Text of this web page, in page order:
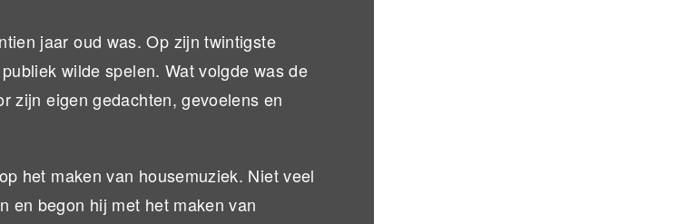
jaar oud was. Op zijn twintigste
wilde spelen. Wat volgde was de
zijn eigen gedachten, gevoelens en
het maken van housemuziek. Niet veel
en begon hij met het maken van